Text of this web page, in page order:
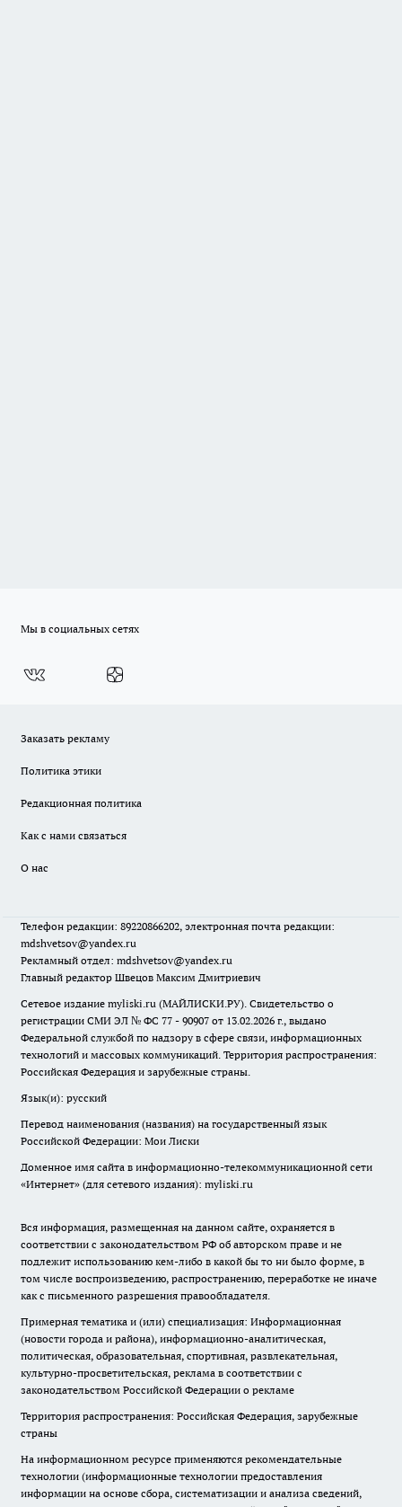
Мы в социальных сетях
Заказать рекламу
Политика этики
Редакционная политика
Как с нами связаться
О нас
Телефон редакции: 89220866202, электронная почта редакции:
mdshvetsov@yandex.ru
Рекламный отдел: mdshvetsov@yandex.ru
Главный редактор Швецов Максим Дмитриевич
Сетевое издание myliski.ru (МАЙЛИСКИ.РУ). Свидетельство о
регистрации СМИ ЭЛ № ФС 77 - 90907 от 13.02.2026 г., выдано
Федеральной службой по надзору в сфере связи, информационных
технологий и массовых коммуникаций. Территория распространения:
Российская Федерация и зарубежные страны.
Язык(и): русский
Перевод наименования (названия) на государственный язык
Российской Федерации: Мои Лиски
Доменное имя сайта в информационно-телекоммуникационной сети
«Интернет» (для сетевого издания): myliski.ru
Вся информация, размещенная на данном сайте, охраняется в
соответствии с законодательством РФ об авторском праве и не
подлежит использованию кем-либо в какой бы то ни было форме, в
том числе воспроизведению, распространению, переработке не иначе
как с письменного разрешения правообладателя.
Примерная тематика и (или) специализация: Информационная
(новости города и района), информационно-аналитическая,
политическая, образовательная, спортивная, развлекательная,
культурно-просветительская, реклама в соответствии с
законодательством Российской Федерации о рекламе
Территория распространения: Российская Федерация, зарубежные
страны
На информационном ресурсе применяются рекомендательные
технологии (информационные технологии предоставления
информации на основе сбора, систематизации и анализа сведений,